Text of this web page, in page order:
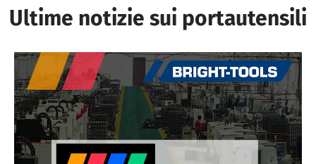
Ultime notizie sui portautensili